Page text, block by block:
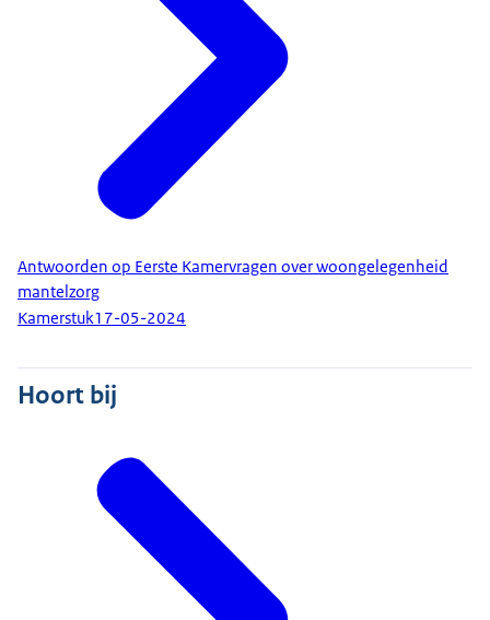
Antwoorden op Eerste Kamervragen over woongelegenheid
mantelzorg
Kamerstuk17-05-2024
Hoort bij